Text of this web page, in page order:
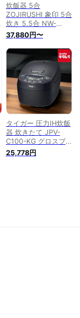
炊飯器 5合
ZOJIRUSHI 象印 5合
炊き 5.5合 NW-
JX10-BAの後継モデ
ル NW-JY10-BA 圧
力IH炊飯ジャー 極め
炊き ごはん 内釜3年
保証 黒 ブラック ふ
っくら もちもち 日
本製 純正品 メーカ
ー保証対応 初期不良
対応 エクプラ特選
37,880円〜
タイガー 圧力IH炊飯
器 炊きたて JPV-
C100-KG グロスブ
ラック [5.5合炊き]
TIGER メーカー保証
25,778円